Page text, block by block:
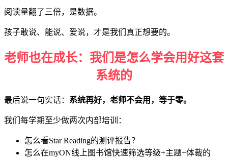
阅读量翻了三倍，是数据。
孩子敢说、能说、爱说，才是我们真正想要的。
老师也在成长：我们是怎么学会用好这套
系统的
最后说一句实话： 系统再好，老师不会用，等于零。
我们每学期至少做两次内部培训：
怎么看Star Reading的测评报告？
怎么在myON线上图书馆快速筛选等级+主题+体裁的